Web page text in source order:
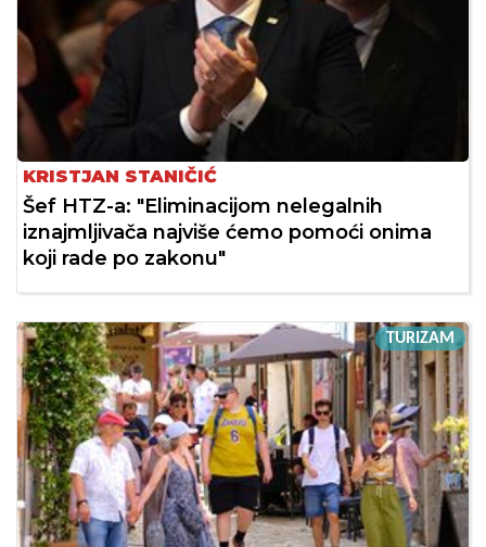
KRISTJAN STANIČIĆ
Šef HTZ-a: "Eliminacijom nelegalnih
iznajmljivača najviše ćemo pomoći onima
koji rade po zakonu"
TURIZAM